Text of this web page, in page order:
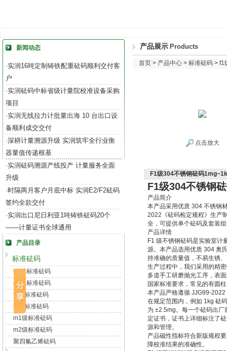
新闻动态
·实润16吨定制铸铁配重砝码顺利交付客
户
·实润砝码中标省级计量院校准设备采购
项目
·实润无线拉力计批量出海 10 台出口设
备顺利成交交付
·深耕计量溯源升级 实润筑牢全行业衡
器量值传递根基
·实润砝码溯源产线投产 计量服务全面
升级
·时隔两月客户月底中标 实润E2/F2砝码
签约全款交付
·实润出口尼日利亚1吨铸铁砝码20个
——计量证书全球通用
产品目录
标准砝码
e1级标准砝码
e2级标准砝码
f1级标准砝码
f2级标准砝码
m1级标准砝码
m2级标准砝码
聚四氟乙烯砝码
产品展示 Products
首页 > 产品中心 > 标准砝码 > f1
点击放大
F1级304不锈钢砝码
F1级304不锈钢
产品简介
本产品采用优质 304 不锈钢
2022《砝码检定规程》生产
全，可提供单个砝码及套装
产品详情
F1 级不锈钢砝码是实验室计
源。本产品选用优质 304 奥
持准确的质量值，不易生锈
生产过程中，我们采用的精
多道手工研磨抛光工序，表
国家标准要求，常见的有圆
本产品严格遵循 JJG99-
在规定范围内，例如 1kg 砝
为 ±2.5mg。每一个砝码出
定证书，证书上详细标注了
源和管理。
产品磁性指标符合新版规程
障校准结果的准确性。